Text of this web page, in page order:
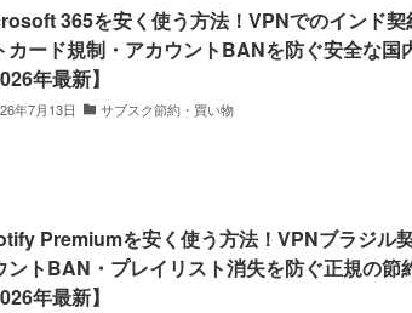
365を安く使う方法！VPNでのインド契
カード規制・アカウントBANを防ぐ安全な国
年最新】
年7月13日 サブスク節約・買い物
Premiumを安く使う方法！VPNブラジル
ントBAN・プレイリスト消失を防ぐ正規の節
年最新】